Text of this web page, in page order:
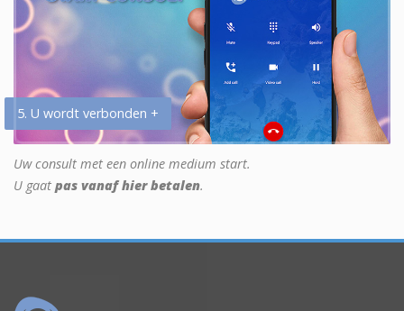
5. U wordt verbonden +
Uw consult met een online medium start.
U gaat pas vanaf hier betalen.